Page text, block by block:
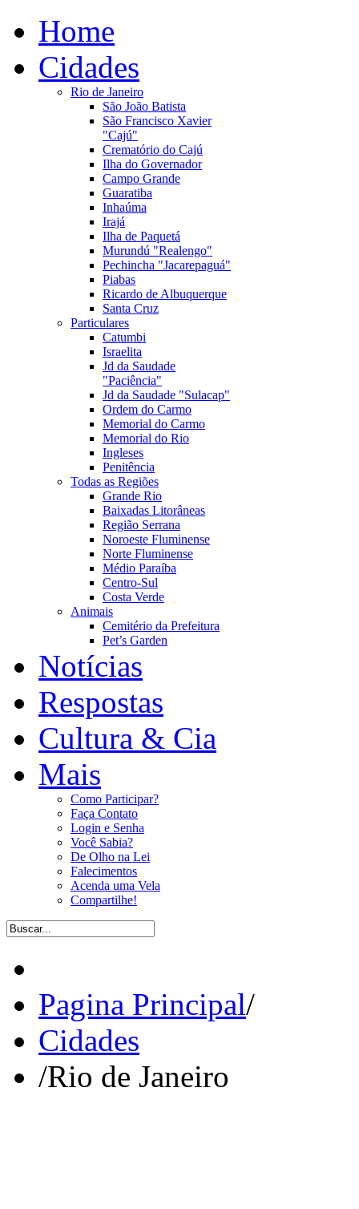
Home
Cidades
Rio de Janeiro
São João Batista
São Francisco Xavier
"Cajú"
Crematório do Cajú
Ilha do Governador
Campo Grande
Guaratiba
Inhaúma
Irajá
Ilha de Paquetá
Murundú "Realengo"
Pechincha "Jacarepaguá"
Piabas
Ricardo de Albuquerque
Santa Cruz
Particulares
Catumbi
Israelita
Jd da Saudade
"Paciência"
Jd da Saudade "Sulacap"
Ordem do Carmo
Memorial do Carmo
Memorial do Rio
Ingleses
Penitência
Todas as Regiões
Grande Rio
Baixadas Litorâneas
Região Serrana
Noroeste Fluminense
Norte Fluminense
Médio Paraíba
Centro-Sul
Costa Verde
Animais
Cemitério da Prefeitura
Pet’s Garden
Notícias
Respostas
Cultura & Cia
Mais
Como Participar?
Faça Contato
Login e Senha
Você Sabia?
De Olho na Lei
Falecimentos
Acenda uma Vela
Compartilhe!
Pagina Principal/
Cidades
/Rio de Janeiro